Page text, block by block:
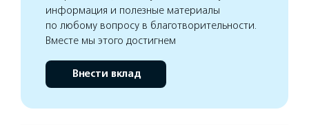
информация и полезные материалы
по любому вопросу в благотворительности.
Вместе мы этого достигнем
Внести вклад